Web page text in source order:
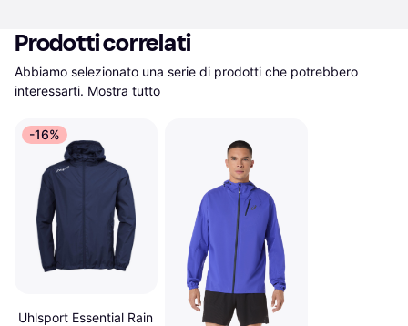
Prodotti correlati
Abbiamo selezionato una serie di prodotti che potrebbero
interessarti. Mostra tutto
-16%
Uhlsport Essential Rain